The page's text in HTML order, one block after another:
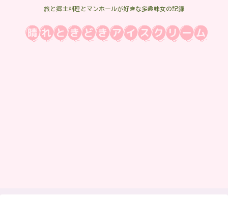
旅と郷土料理とマンホールが好きな多趣味女の記録